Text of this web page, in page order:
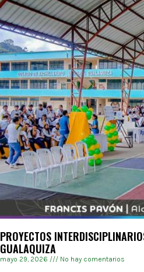
PROYECTOS
GUALAQUIZA
mayo 29, 2026 No hay comentarios